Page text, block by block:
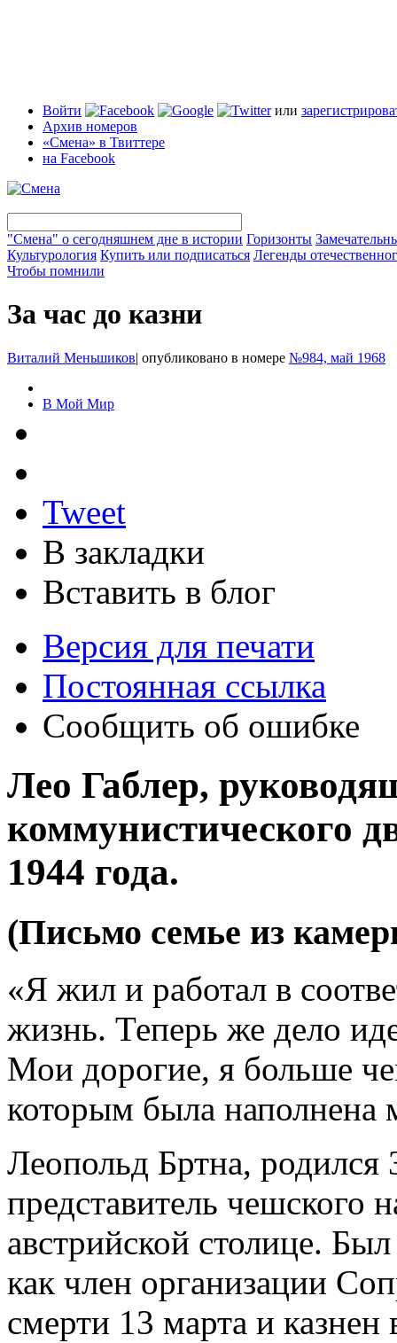
Войти или
Архив номеров
«Смена» в Твиттере
на Facebook
"Смена" о сегодняшнем дне в истории Горизонты
Культурология Купить или подписаться Легенды
Чтобы помнили
За час до казни
Виталий Меньшиков| опубликовано в номере №984, май 1968
В Мой Мир
Tweet
В закладки
Вставить в блог
Версия для печати
Постоянная ссылка
Сообщить об ошибке
Лео Габлер,
коммунистического
1944 года.
(Письмо семье из
«Я жил и работал в
жизнь. Теперь же дело
Мои дорогие, я больше
которым была наполнена
Леопольд Бртна, родился
представитель чешского
австрийской столице.
как член организации
смерти 13 марта и